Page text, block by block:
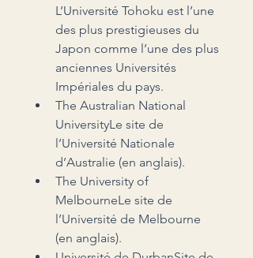
L’Université Tohoku est l’une
des plus prestigieuses du
Japon comme l’une des plus
anciennes Universités
Impériales du pays.
The Australian National
UniversityLe site de
l’Université Nationale
d’Australie (en anglais).
The University of
MelbourneLe site de
l’Université de Melbourne
(en anglais).